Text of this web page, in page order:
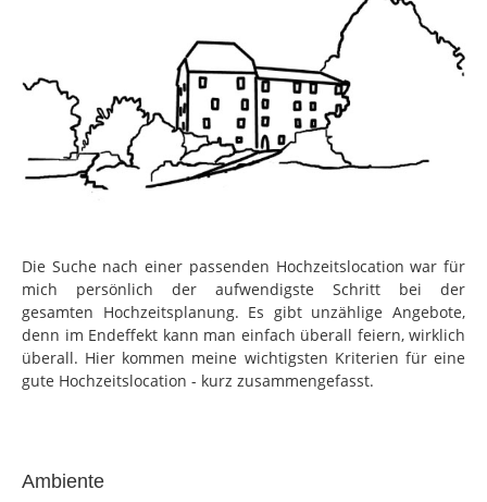
Die Suche nach einer passenden Hochzeitslocation war für
mich persönlich der aufwendigste Schritt bei der
gesamten Hochzeitsplanung. Es gibt unzählige Angebote,
denn im Endeffekt kann man einfach überall feiern, wirklich
überall. Hier kommen meine wichtigsten Kriterien für eine
gute Hochzeitslocation - kurz zusammengefasst.
Ambiente